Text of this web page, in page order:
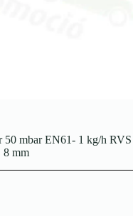
50 mbar EN61- 1 kg/h
mm